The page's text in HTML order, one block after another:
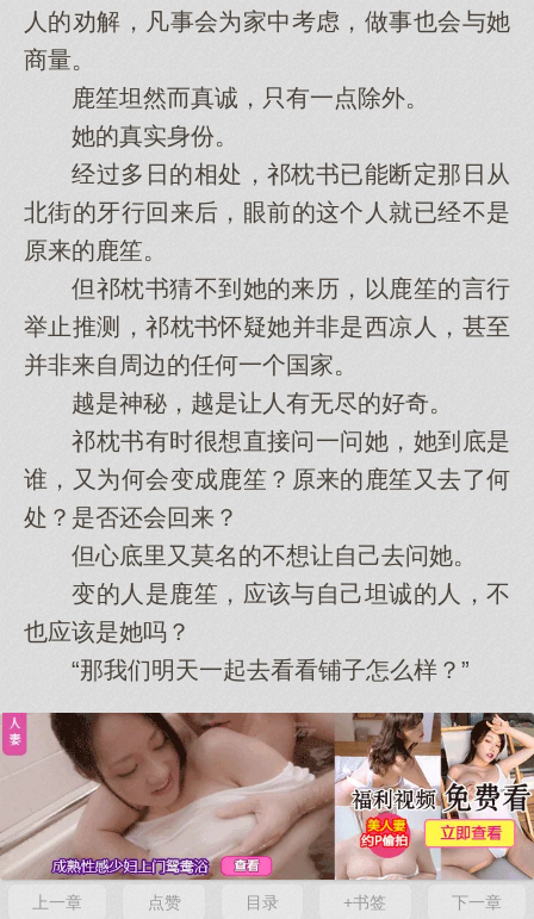
人的劝解，凡事会为家中考虑，做事也会与她
商量。
鹿笙坦然而真诚，只有一点除外。
她的真实身份。
经过多日的相处，祁枕书已能断定那日从
北街的牙行回来后，眼前的这个人就已经不是
原来的鹿笙。
但祁枕书猜不到她的来历，以鹿笙的言行
举止推测，祁枕书怀疑她并非是西凉人，甚至
并非来自周边的任何一个国家。
越是神秘，越是让人有无尽的好奇。
祁枕书有时很想直接问一问她，她到底是
谁，又为何会变成鹿笙？原来的鹿笙又去了何
处？是否还会回来？
但心底里又莫名的不想让自己去问她。
变的人是鹿笙，应该与自己坦诚的人，不
也应该是她吗？
“那我们明天一起去看看铺子怎么样？”
上一章 点赞 目录 +书签 下一章